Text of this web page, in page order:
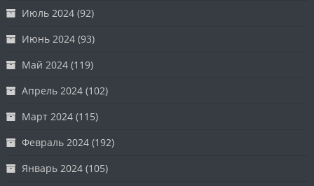
Июль 2024 (92)
Июнь 2024 (93)
Май 2024 (119)
Апрель 2024 (102)
Март 2024 (115)
Февраль 2024 (192)
Январь 2024 (105)